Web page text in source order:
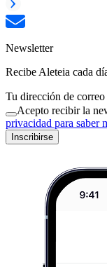
Newsletter
Recibe Aleteia cada
Tu dirección de
Acepto recibir la
privacidad para saber
Inscribirse